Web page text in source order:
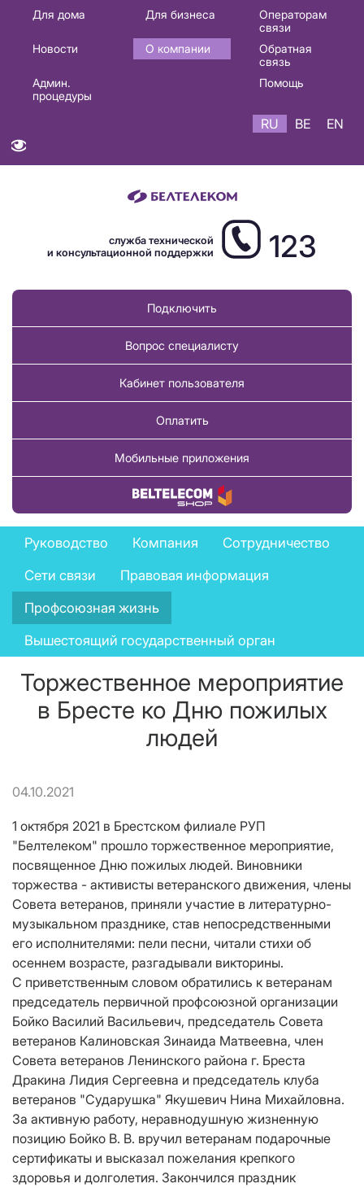
Основная
навигация
Для дома Для бизнеса
Операторам
связи
Новости
О компании
Обратная
связь
Админ.
процедуры
Помощь
RU BE EN
служба технической
и консультационной поддержки
123
Подключить
Вопрос специалисту
Кабинет пользователя
Оплатить
Мобильные приложения
Купить товар
Company
menu
Руководство Компания
Сотрудничество
Сети связи
Правовая информация
Профсоюзная жизнь
Вышестоящий государственный орган
Торжественное мероприятие
в Бресте ко Дню пожилых
людей
04.10.2021
1 октября 2021 в Брестском филиале РУП
"Белтелеком" прошло торжественное мероприятие,
посвященное Дню пожилых людей. Виновники
торжества - активисты ветеранского движения, члены
Совета ветеранов, приняли участие в литературно-
музыкальном празднике, став непосредственными
его исполнителями: пели песни, читали стихи об
осеннем возрасте, разгадывали викторины.
С приветственным словом обратились к ветеранам
председатель первичной профсоюзной организации
Бойко Василий Васильевич, председатель Совета
ветеранов Калиновская Зинаида Матвеевна, член
Совета ветеранов Ленинского района г. Бреста
Дракина Лидия Сергеевна и председатель клуба
ветеранов "Сударушка" Якушевич Нина Михайловна.
За активную работу, неравнодушную жизненную
позицию Бойко В. В. вручил ветеранам подарочные
сертификаты и высказал пожелания крепкого
здоровья и долголетия. Закончился праздник